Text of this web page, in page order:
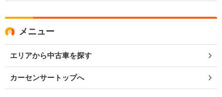
メニュー
エリアから中古車を探す
カーセンサートップへ